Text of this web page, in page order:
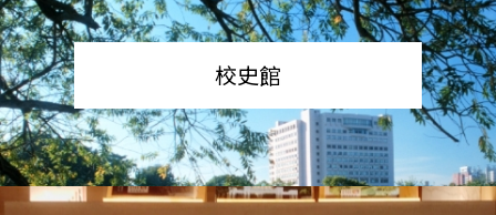
校史館